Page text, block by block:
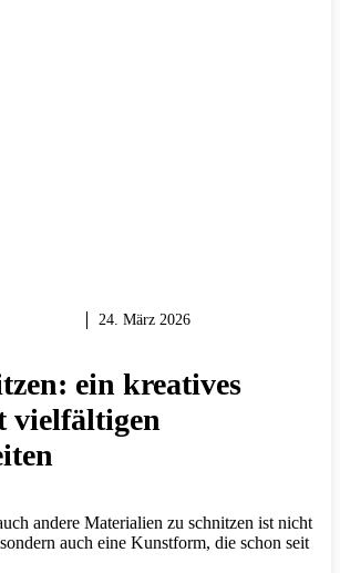
24. März 2026
ein kreatives
vielfältigen
andere Materialien zu schnitzen ist nicht
auch eine Kunstform, die schon seit